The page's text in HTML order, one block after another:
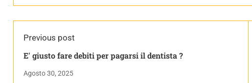
Previous post
E' giusto fare debiti per pagarsi il dentista ?
Agosto 30, 2025